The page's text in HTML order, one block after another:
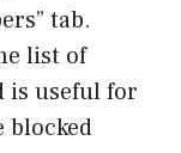
tab.
list of
is useful for
blocked